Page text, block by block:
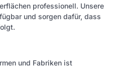
professionell. Unsere
und sorgen dafür, dass
und Fabriken ist